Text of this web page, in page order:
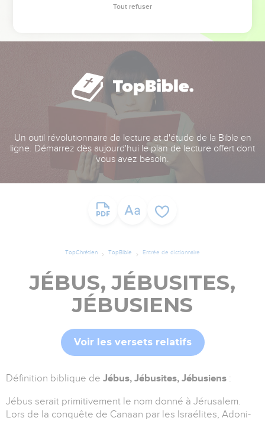
Un outil révolutionnaire de lecture et d'étude de la Bible en
ligne. Démarrez dès aujourd'hui le plan de lecture offert dont
vous avez besoin.
TopChrétien TopBible Entrée de dictionnaire
JÉBUS, JÉBUSITES,
JÉBUSIENS
Voir les versets relatifs
Définition biblique de Jébus, Jébusites, Jébusiens :
Jébus serait primitivement le nom donné à Jérusalem.
Lors de la conquête de Canaan par les Israélites, Adoni-
Tout refuser